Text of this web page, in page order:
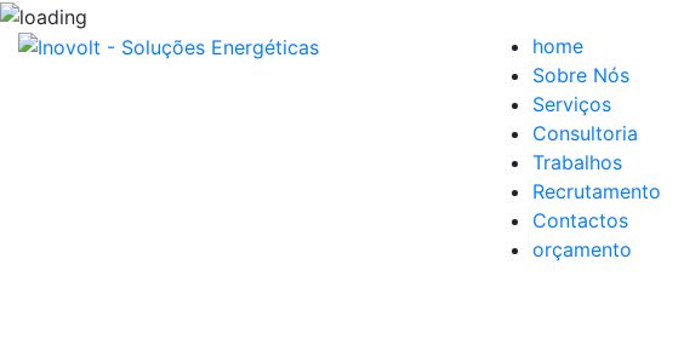
home
Sobre Nós
Serviços
Consultoria
Trabalhos
Recrutamento
Contactos
orçamento